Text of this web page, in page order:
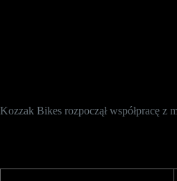
Kozzak Bikes rozpoczął współpracę